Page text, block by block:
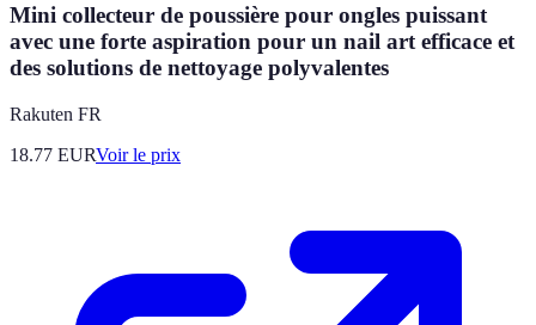
Mini collecteur de poussière pour ongles puissant
avec une forte aspiration pour un nail art efficace et
des solutions de nettoyage polyvalentes
Rakuten FR
18.77 EURVoir le prix